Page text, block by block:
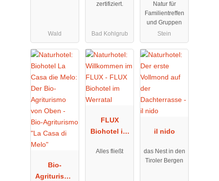
Wald
zertifiziert.
Bad Kohlgrub
Natur für
Familientreffen
und Gruppen
Stein
Bio-
Agriturismo
FLUX
Biohotel im
Alles fließt
il nido
das Nest in den
Tiroler Bergen